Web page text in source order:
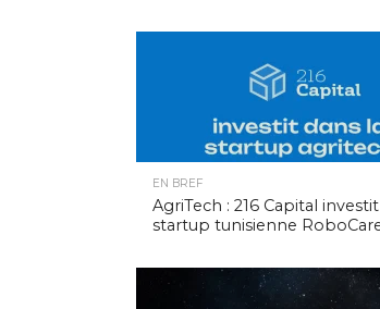
EN BREF
AgriTech : 216 Capital
startup tunisienne